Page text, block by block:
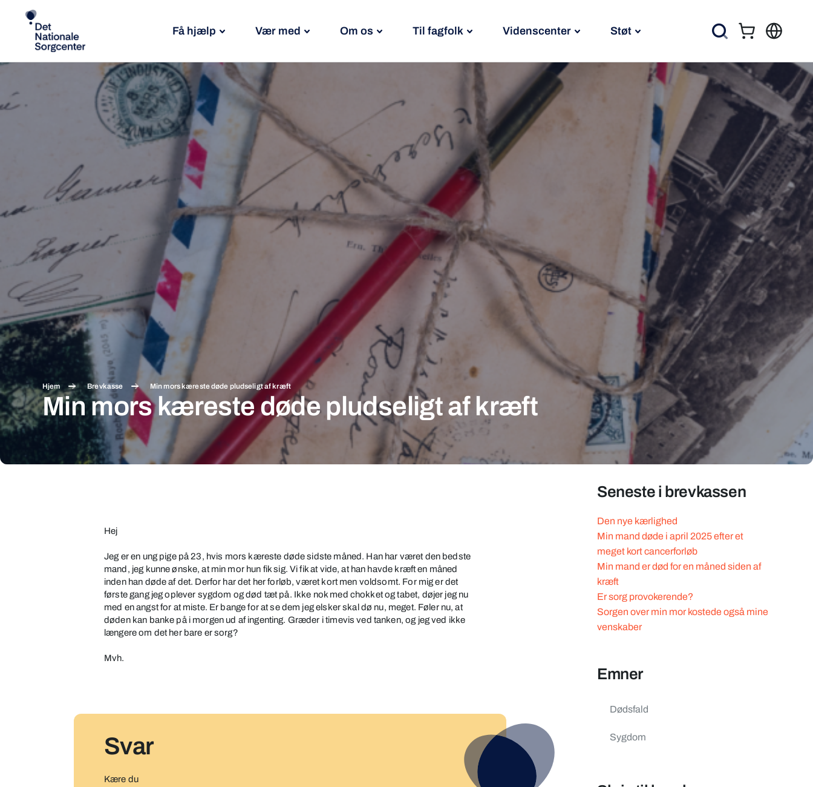
Få hjælp Vær med Om os Til fagfolk Videnscenter Støt
Kurv
efter:
Søg
Hjem Brevkasse Min mors kæreste døde pludseligt af kræft
Min mors kæreste døde pludseligt af kræft
Hej
Jeg er en ung pige på 23, hvis mors kæreste døde sidste måned. Han har været den bedste
mand, jeg kunne ønske, at min mor hun fik sig. Vi fik at vide, at han havde kræft en måned
inden han døde af det. Derfor har det her forløb, været kort men voldsomt. For mig er det
første gang jeg oplever sygdom og død tæt på. Ikke nok med chokket og tabet, døjer jeg nu
med en angst for at miste. Er bange for at se dem jeg elsker skal dø nu, meget. Føler nu, at
døden kan banke på i morgen ud af ingenting. Græder i timevis ved tanken, og jeg ved ikke
længere om det her bare er sorg?
Mvh.
Svar
Kære du
Seneste i brevkassen
Den nye kærlighed
Min mand døde i april 2025 efter et
meget kort cancerforløb
Min mand er død for en måned siden af
kræft
Er sorg provokerende?
Sorgen over min mor kostede også mine
venskaber
Emner
Dødsfald
Sygdom